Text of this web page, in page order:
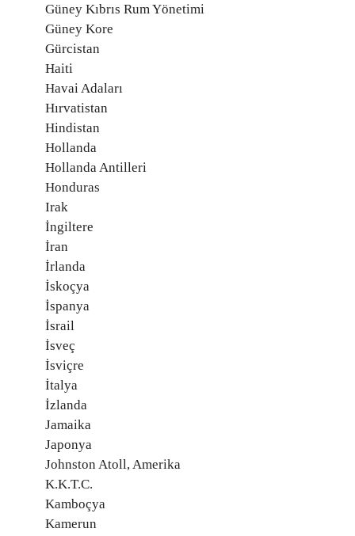
Güney Kıbrıs Rum Yönetimi
Güney Kore
Gürcistan
Haiti
Havai Adaları
Hırvatistan
Hindistan
Hollanda
Hollanda Antilleri
Honduras
Irak
İngiltere
İran
İrlanda
İskoçya
İspanya
İsrail
İsveç
İsviçre
İtalya
İzlanda
Jamaika
Japonya
Johnston Atoll, Amerika
K.K.T.C.
Kamboçya
Kamerun